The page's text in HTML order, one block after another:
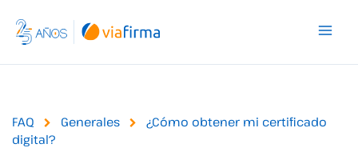
contenido
FAQ Generales
¿Cómo obtener mi certificado
digital?